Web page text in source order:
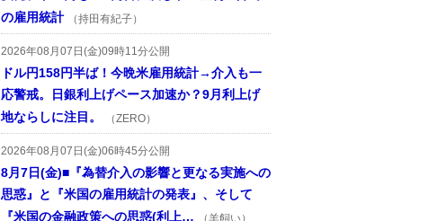
の雇用統計
（持田有紀子）
2026年08月07日(金)09時11分公開
ドル円158円半ば！今晩米雇用統計→介入も一
応警戒。日銀利上げペース加速か？9月利上げ
地ならしに注目。
（ZERO）
2026年08月07日(金)06時45分公開
8月7日(金)■『為替介入の影響と更なる実施への
思惑』と『米国の雇用統計の発表』、そして
『米国の金融政策への思惑(利上…
（羊飼い）